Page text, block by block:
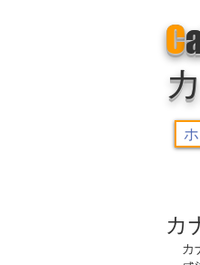
C
カ
カ